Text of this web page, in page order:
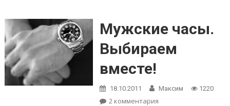
Мужские часы.
Выбираем
вместе!
18.10.2011 Максим 1220
2 комментария